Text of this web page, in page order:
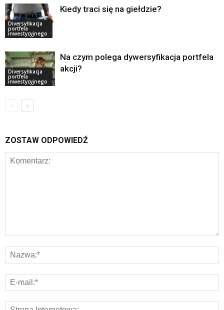
Diversyfikacja
portfela
inwestycyjnego
Kiedy traci się na giełdzie?
Diversyfikacja
portfela
inwestycyjnego
Na czym polega dywersyfikacja portfela
akcji?
ZOSTAW ODPOWIEDŹ